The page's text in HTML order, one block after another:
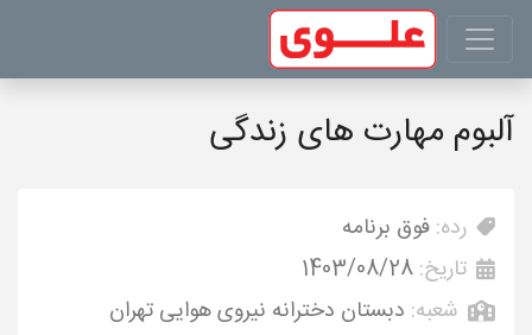
آلبوم مهارت های زندگی
رده: فوق برنامه
تاریخ: 1403/08/28
شعبه: دبستان دخترانه نیروی هوایی تهران